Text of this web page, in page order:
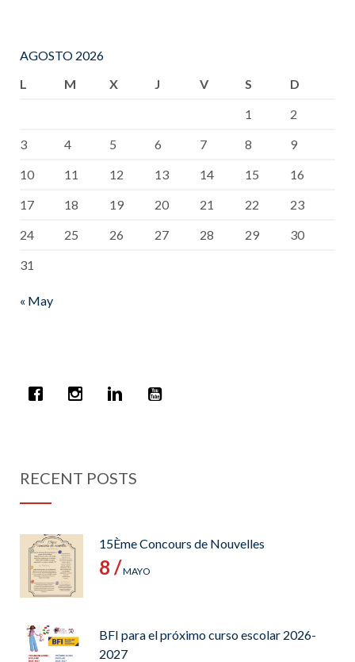
AGOSTO 2026
L
M X J V S
D
1
2
3
4 5 6 7 8
9
10
11 12 13 14 15
16
17
18 19 20 21 22
23
24
25 26 27 28 29
30
31
« May
RECENT POSTS
15Ème Concours de Nouvelles
8 /MAYO
BFI para el próximo curso escolar 2026-
2027